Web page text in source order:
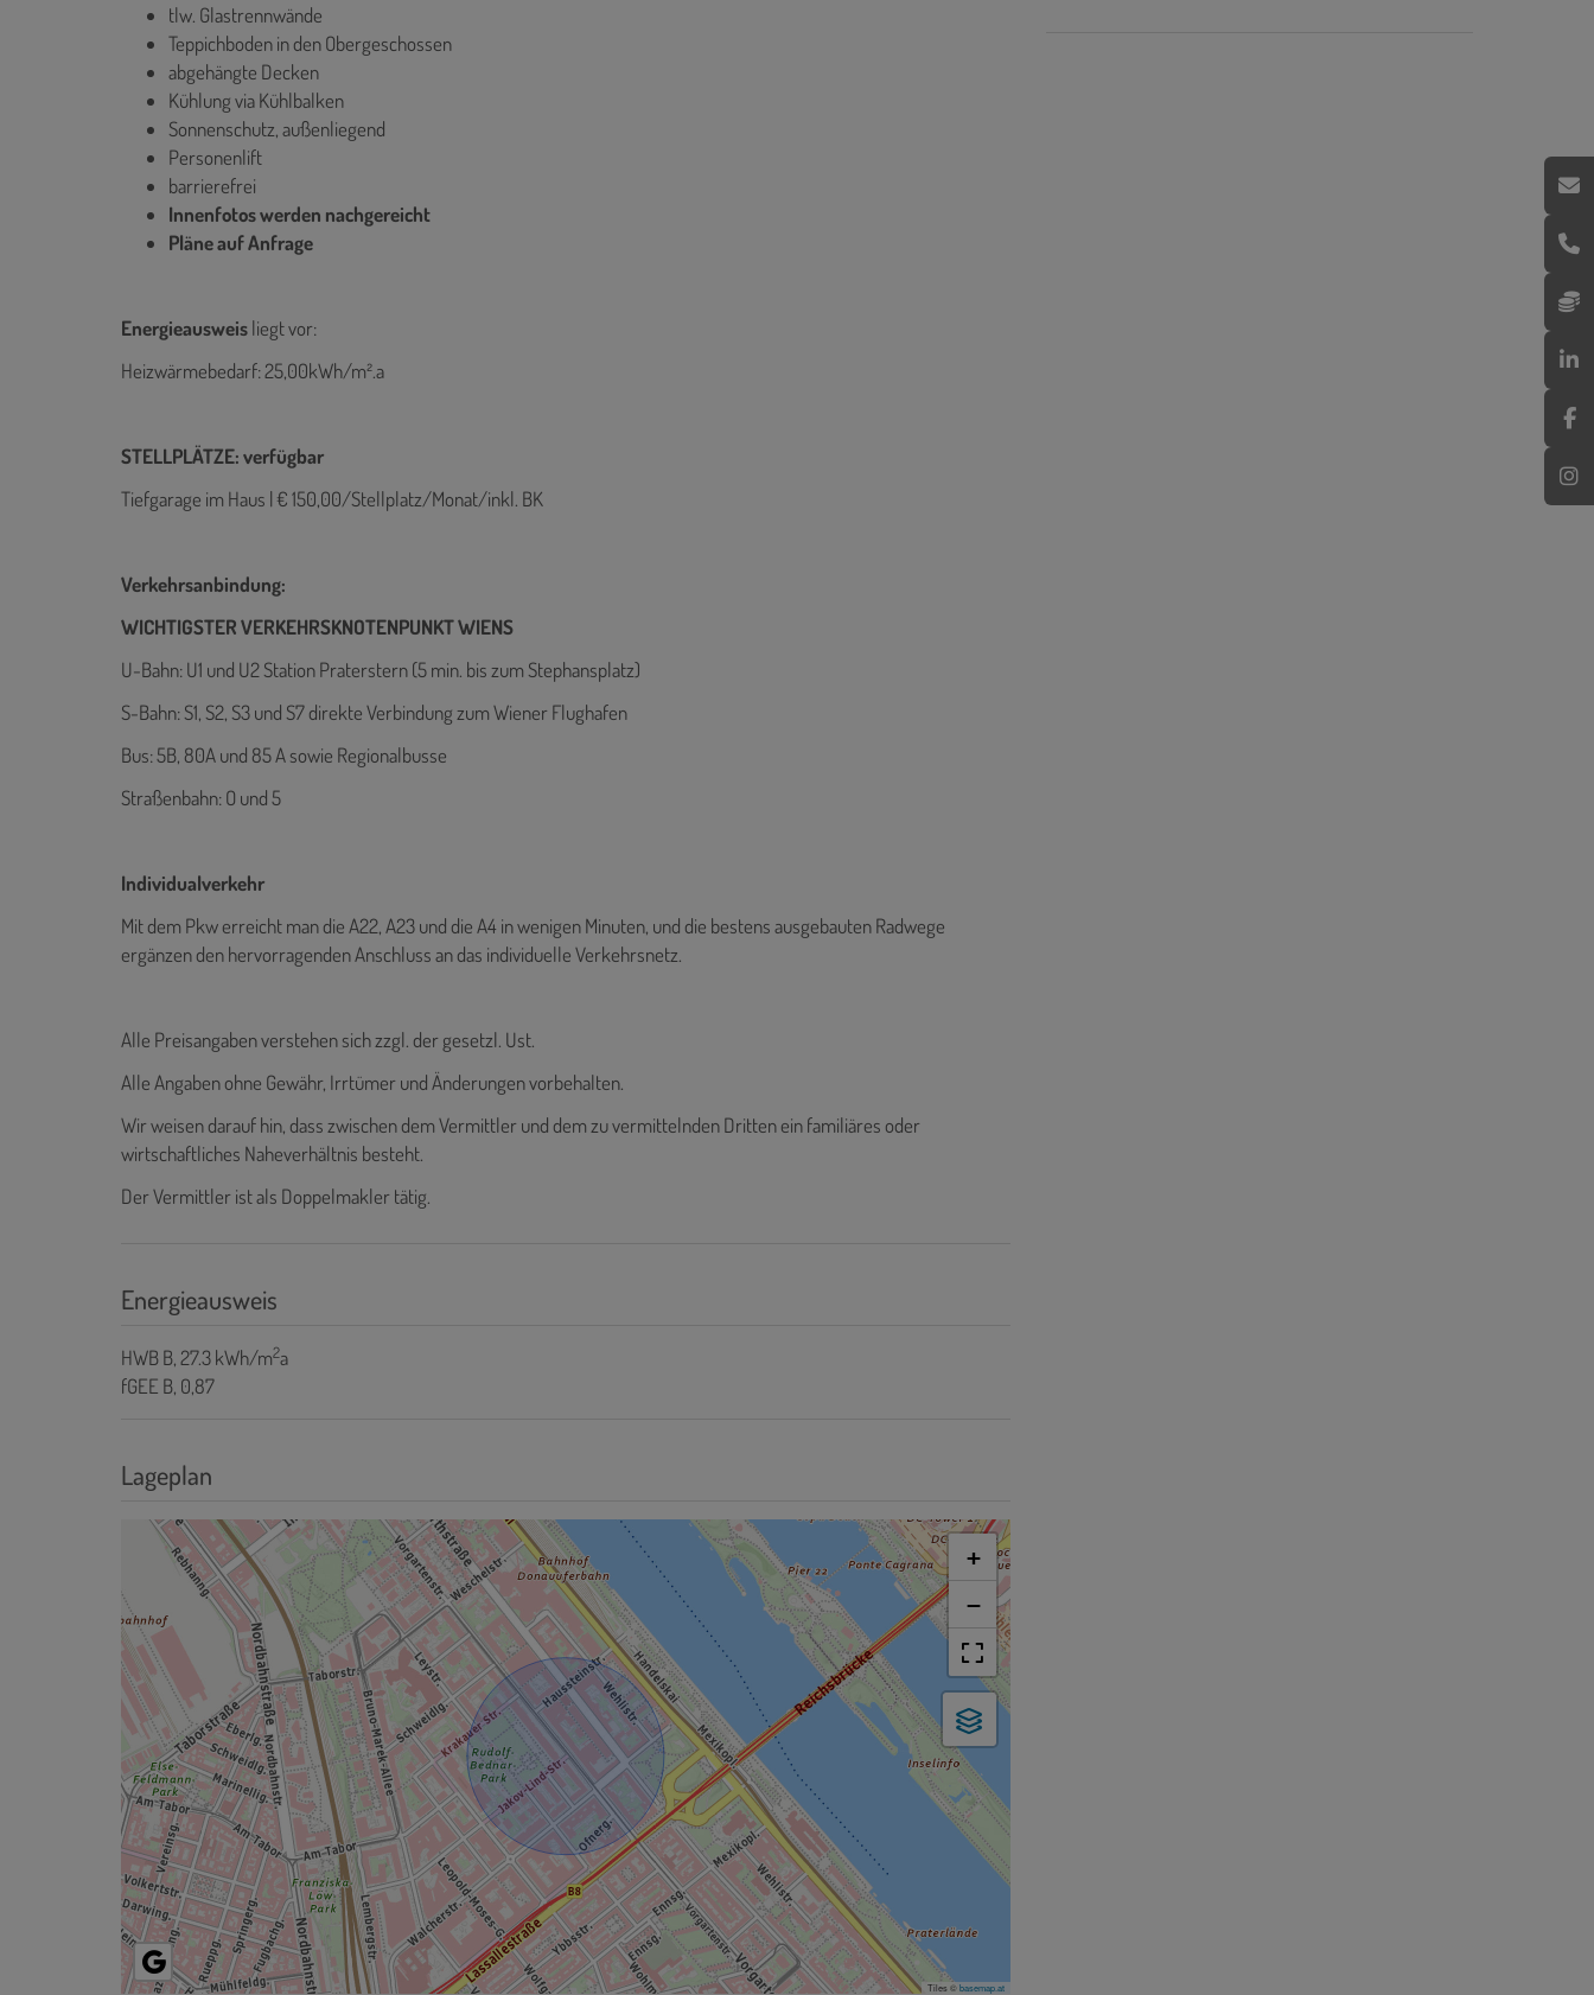
tlw. Glastrennwände
Teppichboden in den Obergeschossen
abgehängte Decken
Kühlung via Kühlbalken
Sonnenschutz, außenliegend
Personenlift
barrierefrei
Innenfotos werden nachgereicht
Pläne auf Anfrage
Energieausweisliegt vor:
Heizwärmebedarf: 25,00kWh/m².a
STELLPLÄTZE: verfügbar
Tiefgarage im Haus | € 150,00/Stellplatz/Monat/inkl. BK
Verkehrsanbindung:
WICHTIGSTER VERKEHRSKNOTENPUNKT WIENS
U-Bahn: U1 und U2 Station Praterstern (5 min. bis zum Stephansplatz)
S-Bahn: S1, S2, S3 und S7 direkte Verbindung zum Wiener Flughafen
Bus: 5B, 80A und 85 A sowie Regionalbusse
Straßenbahn: O und 5
Individualverkehr
Mit dem Pkw erreicht man die A22, A23 und die A4 in wenigen Minuten, und die bestens ausgebauten Radwege
ergänzen den hervorragenden Anschluss an das individuelle Verkehrsnetz.
Alle Preisangaben verstehen sich zzgl. der gesetzl. Ust.
Alle Angaben ohne Gewähr, Irrtümer und Änderungen vorbehalten.
Wir weisen darauf hin, dass zwischen dem Vermittler und dem zu vermittelnden Dritten ein familiäres oder
wirtschaftliches Naheverhältnis besteht.
Der Vermittler ist als Doppelmakler tätig.
Energieausweis
HWBB, 27.3 kWh/m2a
fGEE B, 0,87
Lageplan
+
−
Tiles ©basemap.at